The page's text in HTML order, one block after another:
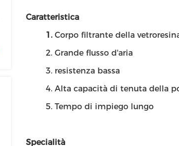
Caratteristica
1. Corpo filtrante della
2. Grande flusso d'aria
3. resistenza bassa
4. Alta capacità di tenuta della
5. Tempo di impiego lungo
Specialità